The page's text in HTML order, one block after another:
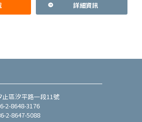
詳細資訊
區汐平路一段11號
2-8648-3176
2-8647-5088